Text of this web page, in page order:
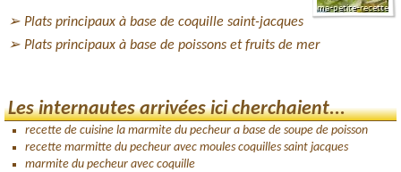
Plats principaux à base de coquille saint-jacques
Plats principaux à base de poissons et fruits de mer
Les internautes arrivées ici cherchaient...
recette de cuisine la marmite du pecheur a base de soupe de poisson
recette marmitte du pecheur avec moules coquilles saint jacques
marmite du pecheur avec coquille